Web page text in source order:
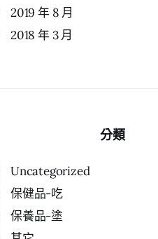
2019 年 8 月
2018 年 3 月
分類
Uncategorized
保健品-吃
保養品-塗